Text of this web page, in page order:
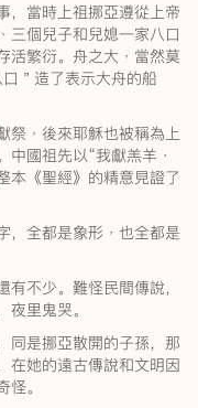
，當時上祖挪亞遵從上帝
三個兒子和兒媳一家八口
活繁衍。舟之大﹐當然莫
＂造了表示大舟的船
祭﹐後來耶穌也被稱為上
國祖先以“我獻羔羊﹐
本《聖經》的精意見證了
，全都是象形﹐也全都是
不少。難怪民間傳說，
里鬼哭。
同是挪亞散開的子孫，那
在她的遠古傳說和文明因
。